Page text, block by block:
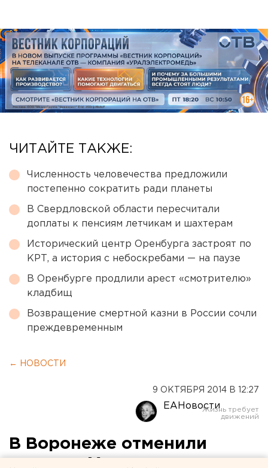
ЧИТАЙТЕ ТАКЖЕ:
Численность человечества предложили
постепенно сократить ради планеты
В Свердловской области пересчитали
доплаты к пенсиям летчикам и шахтерам
Исторический центр Оренбурга застроят по
КРТ, а история с небоскребами — на паузе
В Оренбурге продлили арест «смотрителю»
кладбищ
Возвращение смертной казни в России сочли
преждевременным
← НОВОСТИ
9 ОКТЯБРЯ 2014 В 12:27
ЕАНовости
В Воронеже отменили